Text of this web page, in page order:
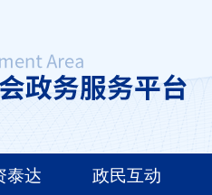
泰达 政民互动